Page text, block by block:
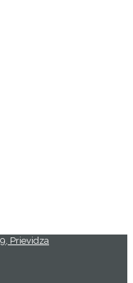
Prievidza